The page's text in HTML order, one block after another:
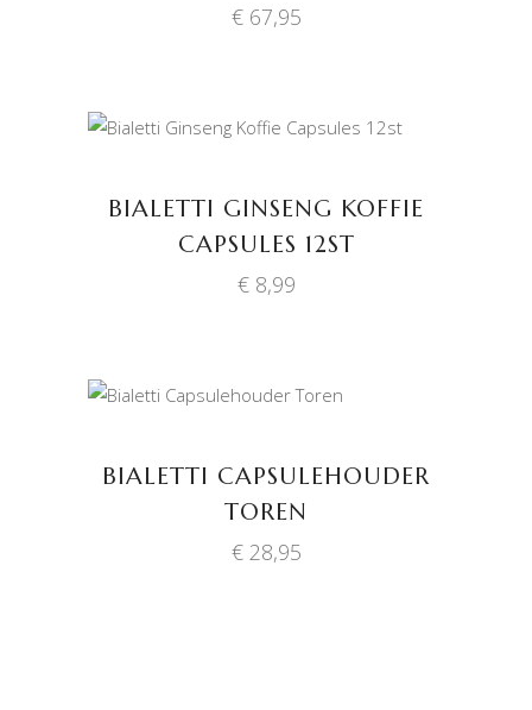
€67,95
BIALETTI GINSENG KOFFIE
CAPSULES 12ST
€8,99
BIALETTI CAPSULEHOUDER
TOREN
€28,95